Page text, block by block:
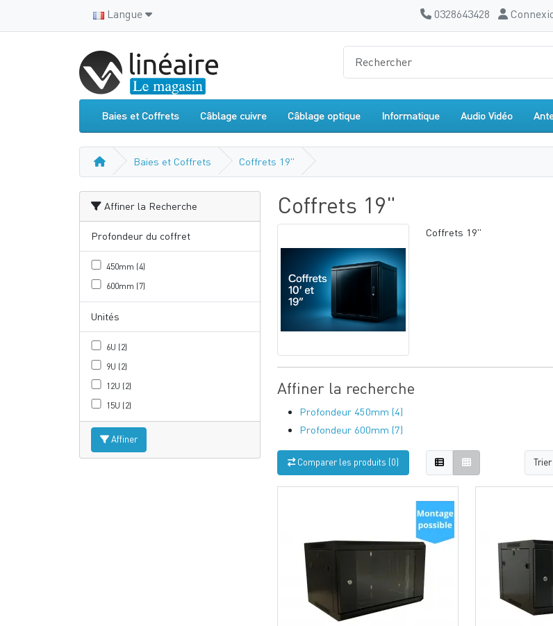
Langue 0328643428
Baies et Coffrets Câblage cuivre Câblage optique Informatique Audio Vidéo
Baies et Coffrets Coffrets 19"
Affiner la Recherche
Profondeur du coffret
450mm (4)
600mm (7)
Unités
6U (2)
9U (2)
12U (2)
15U (2)
Affiner
Coffrets 19"
Coffrets 19"
Affiner la recherche
Profondeur 450mm (4)
Profondeur 600mm (7)
Comparer les produits (0)